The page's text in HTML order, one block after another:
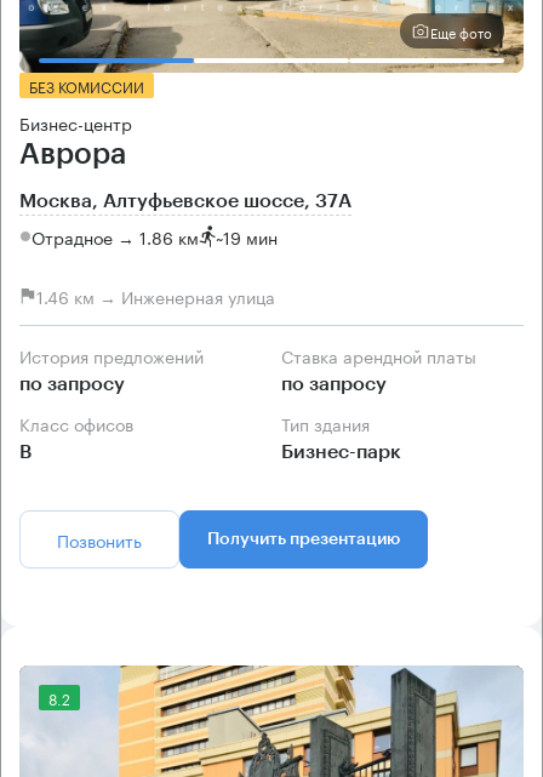
Еще фото
БЕЗ КОМИССИИ
Бизнес-центр
Аврора
Москва, Алтуфьевское шоссе, 37А
Отрадное → 1.86 км ~19 мин
1.46 км → Инженерная улица
История предложений
по запросу
Ставка арендной платы
по запросу
Класс офисов
B
Тип здания
Бизнес-парк
Позвонить Получить презентацию
8.2